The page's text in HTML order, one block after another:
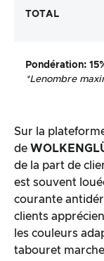
TOTAL
Pondération:
*Lenombre
Sur la
de
de la part de
est souvent
courante
clients
les couleurs
tabouret